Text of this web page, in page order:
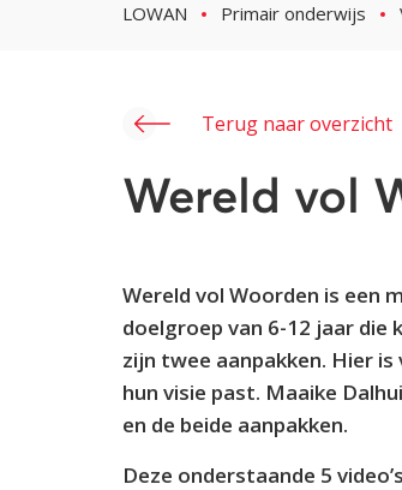
LOWAN Primair onderwijs
Terug naar overzicht
Wereld vol
Wereld vol Woorden is een
doelgroep van 6-12 jaar die
zijn twee aanpakken. Hier
hun visie past. Maaike
en de beide aanpakken.
Deze onderstaande 5